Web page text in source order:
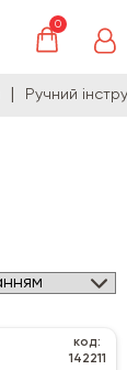
0
Ручний
код:
142211